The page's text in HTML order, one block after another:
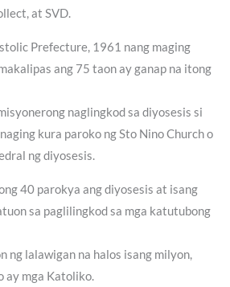
at SVD.
Prefecture, 1961 nang maging
ang 75 taon ay ganap na itong
naglingkod sa diyosesis si
kura paroko ng Sto Nino Church o
ng diyosesis.
40 parokya ang diyosesis at isang
sa paglilingkod sa mga katutubong
ng lalawigan na halos isang milyon,
ay mga Katoliko.